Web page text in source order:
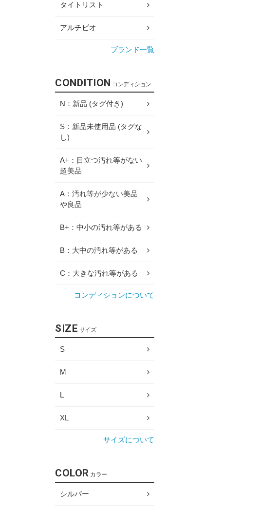
タイトリスト
アルチビオ
ブランド一覧
CONDITION コンディション
N：新品 (タグ付き)
S：新品未使用品 (タグな
し)
A+：目立つ汚れ等がない
超美品
A：汚れ等が少ない美品
や良品
B+：中小の汚れ等がある
B：大中の汚れ等がある
C：大きな汚れ等がある
コンディションについて
SIZE サイズ
S
M
L
XL
サイズについて
COLOR カラー
シルバー